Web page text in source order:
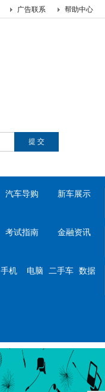
帮助中心
广告联系
汽车导购 新车展示
考试指南 金融资讯
手机 电脑 二手车 数据